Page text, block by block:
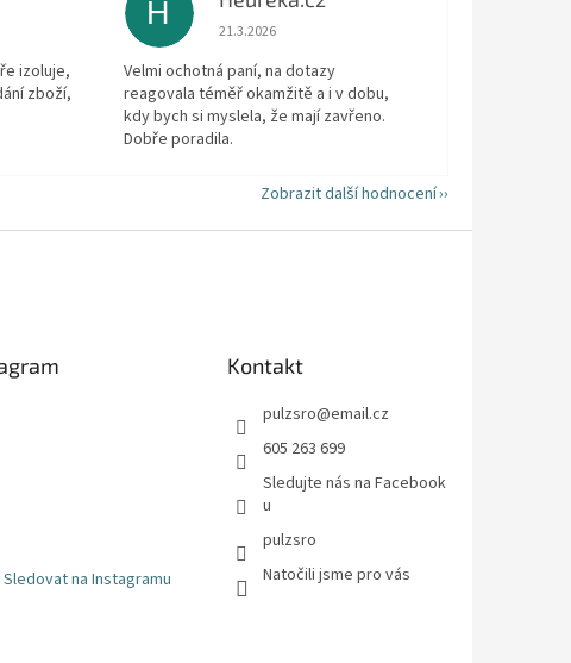
je 5 z 5 hvězdiček.
izoluje,
zboží,
H Hodnocení obchodu je 5 z 5 hvězdiček.
21.3.2026
Velmi ochotná paní, na dotazy
reagovala téměř okamžitě a i v dobu,
kdy bych si myslela, že mají zavřeno.
Dobře poradila.
Zobrazit další hodnocení
Sledovat na Instagramu
Kontakt
pulzsro@email.cz
605 263 699
Sledujte nás na Facebook
u
pulzsro
Natočili jsme pro vás